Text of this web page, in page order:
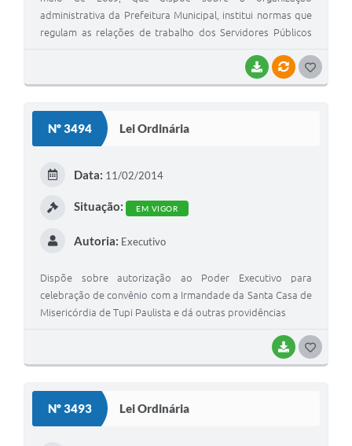
BAIXARVÍNCULOS
administrativa da Prefeitura Municipal, institui normas que
regulam as relações de trabalho dos Servidores Públicos
de pessoal, fixa níveis de vencimentos e dá outras
providências
Nº 3494 Lei Ordinária
BAIXAR
Data: 11/02/2014
Situação: EM VIGOR
Autoria: Executivo
Dispõe sobre autorização ao Poder Executivo para
celebração de convênio com a Irmandade da Santa Casa de
Misericórdia de Tupi Paulista e dá outras providências
Nº 3493 Lei Ordinária